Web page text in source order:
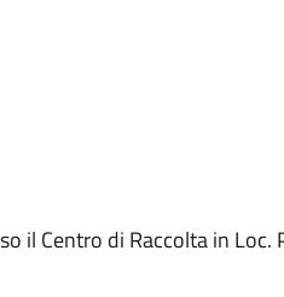
il Centro di Raccolta in